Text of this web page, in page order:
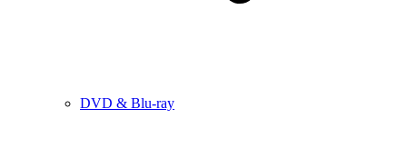
DVD & Blu-ray